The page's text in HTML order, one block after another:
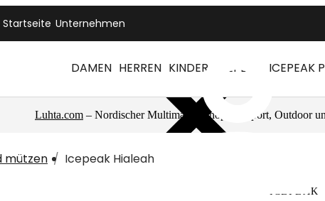
Startseite Unternehmen
DAMEN HERREN KINDER ICEPEAK ICEPEAK
Luhta.com – Nordischer Multimarkenshop für Sport, Outdoor
mützen Icepeak Hialeah
ICEPEAK